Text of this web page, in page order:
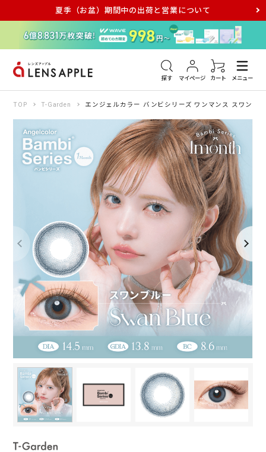
夏季（お盆）期間中の出荷と営業について
探す マイページ カート メニュー
アキュビュー メダリスト メガネ
TOP T-Garden エンジェルカラー バンビシリーズ ワンマンス スワンブ